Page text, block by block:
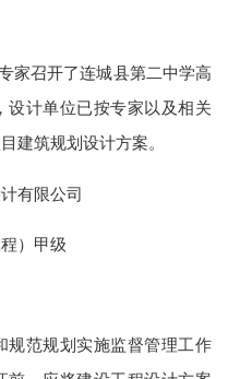
召开了连城县第二中学高
设计单位已按专家以及相关
建筑规划设计方案。
有限公司
）甲级
范规划实施监督管理工作